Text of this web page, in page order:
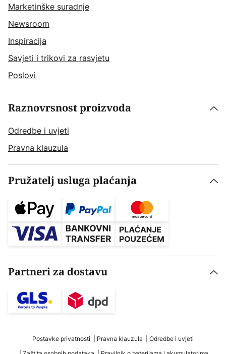
Marketinške suradnje
Newsroom
Inspiracija
Savjeti i trikovi za rasvjetu
Poslovi
Raznovrsnost proizvoda
Odredbe i uvjeti
Pravna klauzula
Pružatelj usluga plaćanja
Partneri za dostavu
Postavke privatnosti Pravna klauzula
Odredbe i uvjeti